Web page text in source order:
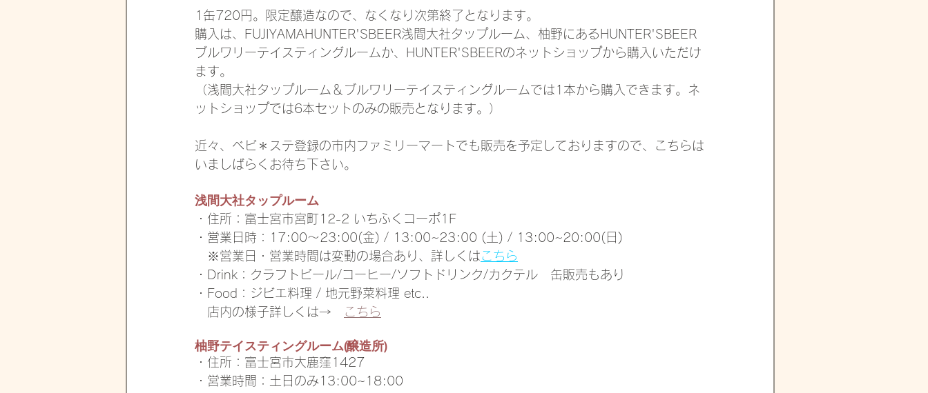
1缶720円。限定醸造なので、なくなり次第終了となります。
購入は、FUJIYAMAHUNTER'SBEER浅間大社タップルーム、柚野にあるHUNTER'SBEER
ブルワリーテイスティングルームか、HUNTER'SBEERのネットショップから購入いただけ
ます。
（浅間大社タップルーム＆ブルワリーテイスティングルームでは1本から購入できます。ネ
ットショップでは6本セットのみの販売となります。）
近々、ベビ＊ステ登録の市内ファミリーマートでも販売を予定しておりますので、こちらは
いましばらくお待ち下さい。
浅間大社タップルーム
・住所：富士宮市宮町12-2 いちふくコーポ1F
・営業日時：17:00〜23:00(金) / 13:00~23:00 (土) / 13:00~20:00(日)
※営業日・営業時間は変動の場合あり、詳しくはこちら
・Drink：クラフトビール/コーヒー/ソフトドリンク/カクテル　缶販売もあり
・Food：ジビエ料理 / 地元野菜料理 etc..
店内の様子詳しくは→
こちら
柚野テイスティングルーム(醸造所)
・住所：富士宮市大鹿窪1427
・営業時間：土日のみ13:00~18:00